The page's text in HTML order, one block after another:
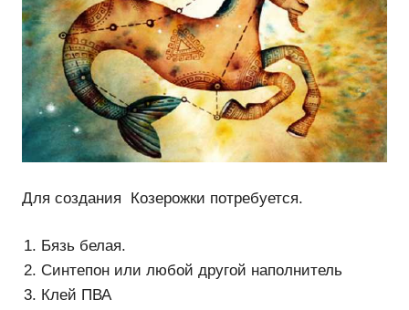
Для создания Козерожки потребуется.
Бязь белая.
Синтепон или любой другой наполнитель
Клей ПВА